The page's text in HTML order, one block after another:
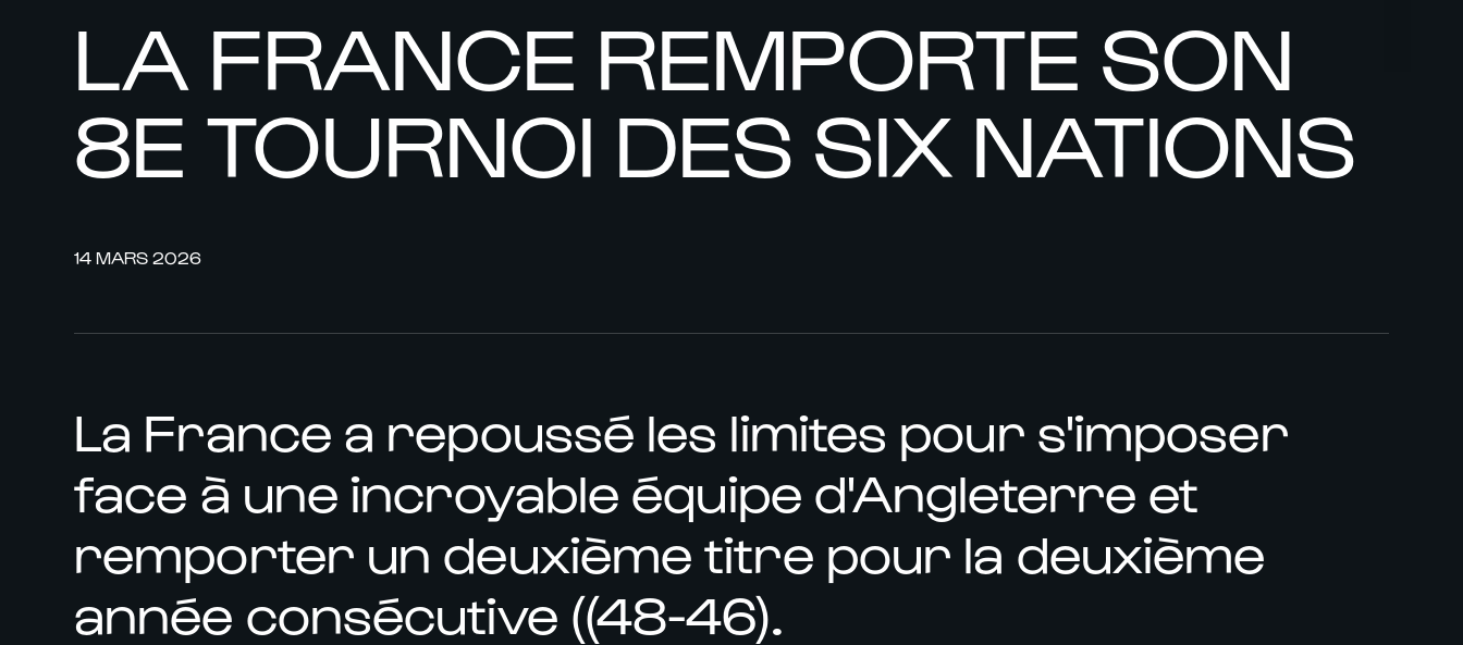
LA FRANCE REMPORTE SON
8E TOURNOI DES SIX NATIONS
14 MARS 2026
La France a repoussé les limites pour s'imposer
face à une incroyable équipe d'Angleterre et
remporter un deuxième titre pour la deuxième
année consécutive ((48-46).